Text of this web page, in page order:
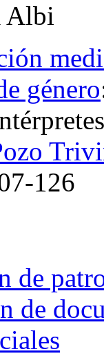
Albi
género
126
de
de